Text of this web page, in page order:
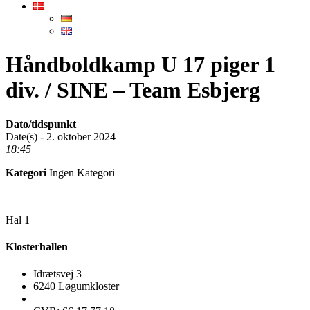
Håndboldkamp U 17 piger 1
div. / SINE – Team Esbjerg
Dato/tidspunkt
Date(s) - 2. oktober 2024
18:45
Kategori Ingen Kategori
Hal 1
Klosterhallen
Idrætsvej 3
6240 Løgumkloster